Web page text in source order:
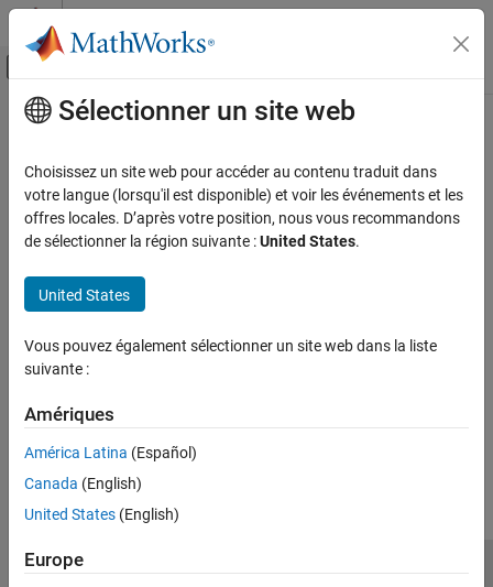
Passer au contenu
Activer/désactiver l'affichage du menu
Accueil de la documentation
Contenu principal
How useful was this information?
Sélectionner un site web
Choisissez un site web pour accéder au contenu traduit dans
votre langue (lorsqu'il est disponible) et voir les événements et les
offres locales. D’après votre position, nous vous recommandons
de sélectionner la région suivante :United States.
United States
Vous pouvez également sélectionner un site web dans la liste
suivante :
Amériques
América Latina (Español)
Canada (English)
United States (English)
Europe